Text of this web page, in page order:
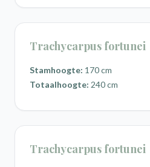
Trachycarpus fortunei
Stamhoogte: 170 cm
Totaalhoogte: 240 cm
Trachycarpus fortunei